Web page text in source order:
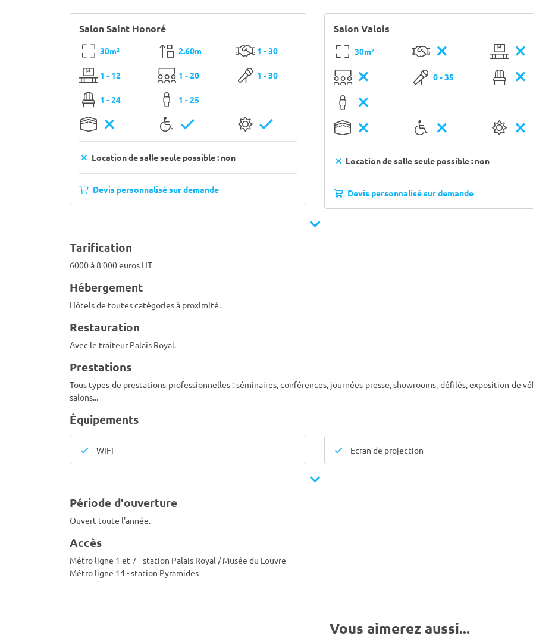
Salon Saint Honoré
30m² 2.60m 1 - 30
1 - 12 1 - 20 1 - 30
1 - 24 1 - 25
Location de salle seule possible : non
Devis personnalisé sur demande
Salon Valois
30m²
0 - 35
Location de salle seule possible : non
Devis personnalisé sur demande
Tarification
6000 à 8 000 euros HT
Hébergement
Hôtels de toutes catégories à proximité.
Restauration
Avec le traiteur Palais Royal.
Prestations
Tous types de prestations professionnelles : séminaires, conférences, journées presse, showrooms, défilés, exposition de
salons...
Équipements
WIFI Ecran de projection
Période d'ouverture
Ouvert toute l'année.
Accès
Métro ligne 1 et 7 - station Palais Royal / Musée du Louvre
Métro ligne 14 - station Pyramides
Vous aimerez aussi...